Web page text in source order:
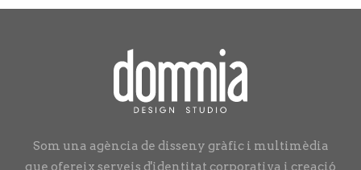
Som una agència de disseny gràfic i multimèdia
que ofereix serveis d'identitat corporativa i creació